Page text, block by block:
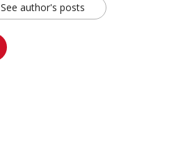
See author's posts